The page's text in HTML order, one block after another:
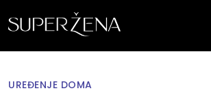
UREĐENJE DOMA